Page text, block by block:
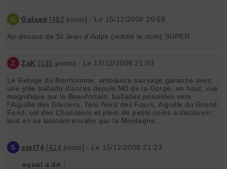
G Galaad [482 posts] - Le 15/12/2008 20:58
Au-dessus de St Jean d'Aulps (oublié le nom) SUPER
Z ZaK [135 posts] - Le 15/12/2008 21:03
Le Refuge du Bonhomme, ambiance sauvage garantie avec
une jolie ballade d'acces depuis ND de la Gorge, en haut, vue
magnifique sur le Beaufortain, ballades possibles vers
l'Aiguille des Glaciers, Tete Nord des Fours, Aiguille du Grand
Fond, col des Chasseurs et plein de petits coins a decouvrir
tout en se laissant envahir par la Montagne...
S stef74[424 posts] - Le 15/12/2008 21:23
squal a dit :